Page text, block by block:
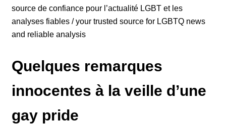
source de confiance pour l’actualité LGBT et les
analyses fiables / your trusted source for LGBTQ news
and reliable analysis
Quelques remarques
innocentes à la veille d’une
gay pride